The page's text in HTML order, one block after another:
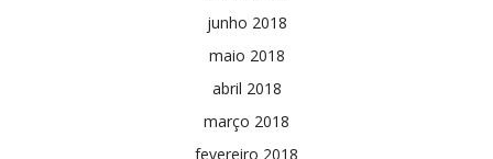
junho 2018
maio 2018
abril 2018
março 2018
fevereiro 2018